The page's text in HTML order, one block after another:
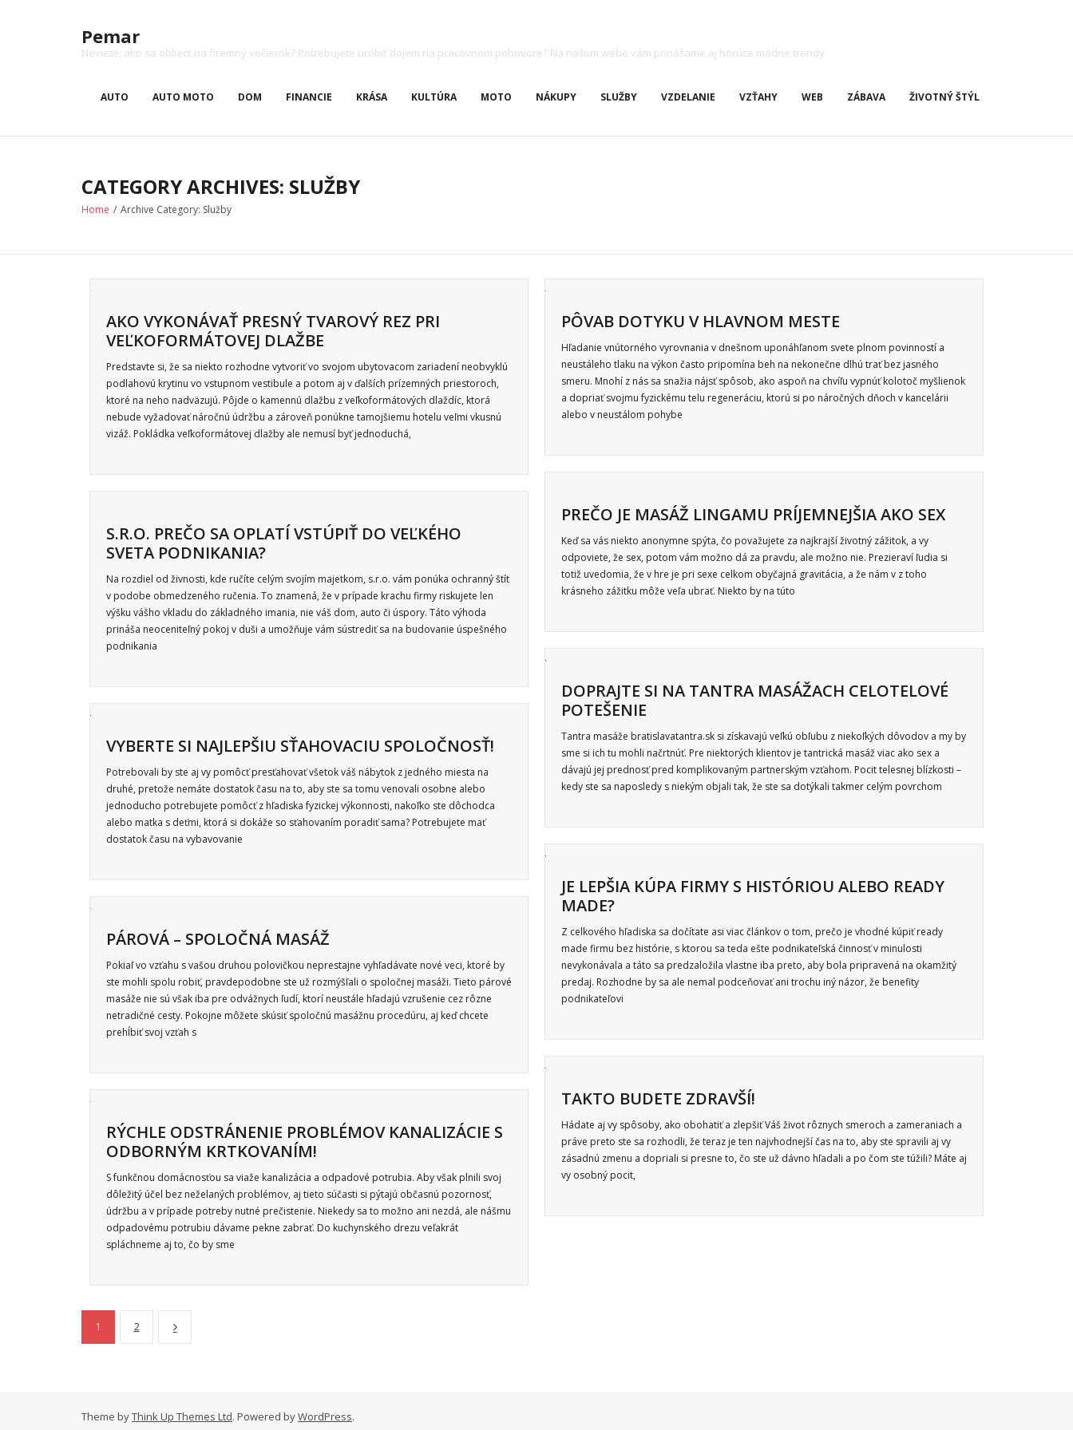
Pemar
Neviete, ako sa obliecť na firemný večierok? Potrebujete urobiť dojem na pracovnom pohovore? Na našom webe vám prinášame aj horúce módne trendy.
AUTO AUTO MOTO DOM FINANCIE KRÁSA KULTÚRA MOTO NÁKUPY SLUŽBY VZDELANIE VZŤAHY WEB ZÁBAVA ŽIVOTNÝ ŠTÝL
CATEGORY ARCHIVES: SLUŽBY
Home / Archive Category: Služby
AKO VYKONÁVAŤ PRESNÝ TVAROVÝ REZ PRI
VEĽKOFORMÁTOVEJ DLAŽBE
Predstavte si, že sa niekto rozhodne vytvoriť vo svojom ubytovacom zariadení neobvyklú
podlahovú krytinu vo vstupnom vestibule a potom aj v ďalších prízemných priestoroch,
ktoré na neho nadväzujú. Pôjde o kamennú dlažbu z veľkoformátových dlaždíc, ktorá
nebude vyžadovať náročnú údržbu a zároveň ponúkne tamojšiemu hotelu veľmi vkusnú
vizáž. Pokládka veľkoformátovej dlažby ale nemusí byť jednoduchá,
PÔVAB DOTYKU V HLAVNOM MESTE
Hľadanie vnútorného vyrovnania v dnešnom uponáhľanom svete plnom povinností a
neustáleho tlaku na výkon často pripomína beh na nekonečne dlhú trať bez jasného
smeru. Mnohí z nás sa snažia nájsť spôsob, ako aspoň na chvíľu vypnúť kolotoč myšlienok
a dopriať svojmu fyzickému telu regeneráciu, ktorú si po náročných dňoch v kancelárii
alebo v neustálom pohybe
PREČO JE MASÁŽ LINGAMU PRÍJEMNEJŠIA AKO SEX
Keď sa vás niekto anonymne spýta, čo považujete za najkrajší životný zážitok, a vy
odpoviete, že sex, potom vám možno dá za pravdu, ale možno nie. Prezieraví ľudia si
totiž uvedomia, že v hre je pri sexe celkom obyčajná gravitácia, a že nám v z toho
krásneho zážitku môže veľa ubrať. Niekto by na túto
S.R.O. PREČO SA OPLATÍ VSTÚPIŤ DO VEĽKÉHO
SVETA PODNIKANIA?
Na rozdiel od živnosti, kde ručíte celým svojím majetkom, s.r.o. vám ponúka ochranný štít
v podobe obmedzeného ručenia. To znamená, že v prípade krachu firmy riskujete len
výšku vášho vkladu do základného imania, nie váš dom, auto či úspory. Táto výhoda
prináša neoceniteľný pokoj v duši a umožňuje vám sústrediť sa na budovanie úspešného
podnikania
DOPRAJTE SI NA TANTRA MASÁŽACH CELOTELOVÉ
POTEŠENIE
Tantra masáže bratislavatantra.sk si získavajú veľkú obľubu z niekoľkých dôvodov a my by
sme si ich tu mohli načrtnúť. Pre niektorých klientov je tantrická masáž viac ako sex a
dávajú jej prednosť pred komplikovaným partnerským vzťahom. Pocit telesnej blízkosti –
kedy ste sa naposledy s niekým objali tak, že ste sa dotýkali takmer celým povrchom
VYBERTE SI NAJLEPŠIU SŤAHOVACIU SPOLOČNOSŤ!
Potrebovali by ste aj vy pomôcť presťahovať všetok váš nábytok z jedného miesta na
druhé, pretože nemáte dostatok času na to, aby ste sa tomu venovali osobne alebo
jednoducho potrebujete pomôcť z hľadiska fyzickej výkonnosti, nakoľko ste dôchodca
alebo matka s deťmi, ktorá si dokáže so sťahovaním poradiť sama? Potrebujete mať
dostatok času na vybavovanie
JE LEPŠIA KÚPA FIRMY S HISTÓRIOU ALEBO READY
MADE?
Z celkového hľadiska sa dočítate asi viac článkov o tom, prečo je vhodné kúpiť ready
made firmu bez histórie, s ktorou sa teda ešte podnikateľská činnosť v minulosti
nevykonávala a táto sa predzaložila vlastne iba preto, aby bola pripravená na okamžitý
predaj. Rozhodne by sa ale nemal podceňovať ani trochu iný názor, že benefity
podnikateľovi
PÁROVÁ – SPOLOČNÁ MASÁŽ
Pokiaľ vo vzťahu s vašou druhou polovičkou neprestajne vyhľadávate nové veci, ktoré by
ste mohli spolu robiť, pravdepodobne ste už rozmýšľali o spoločnej masáži. Tieto párové
masáže nie sú však iba pre odvážnych ľudí, ktorí neustále hľadajú vzrušenie cez rôzne
netradičné cesty. Pokojne môžete skúsiť spoločnú masážnu procedúru, aj keď chcete
prehĺbiť svoj vzťah s
TAKTO BUDETE ZDRAVŠÍ!
Hádate aj vy spôsoby, ako obohatiť a zlepšiť Váš život rôznych smeroch a zameraniach a
práve preto ste sa rozhodli, že teraz je ten najvhodnejší čas na to, aby ste spravili aj vy
zásadnú zmenu a dopriali si presne to, čo ste už dávno hľadali a po čom ste túžili? Máte aj
vy osobný pocit,
RÝCHLE ODSTRÁNENIE PROBLÉMOV KANALIZÁCIE S
ODBORNÝM KRTKOVANÍM!
S funkčnou domácnosťou sa viaže kanalizácia a odpadové potrubia. Aby však plnili svoj
dôležitý účel bez neželaných problémov, aj tieto súčasti si pýtajú občasnú pozornosť,
údržbu a v prípade potreby nutné prečistenie. Niekedy sa to možno ani nezdá, ale nášmu
odpadovému potrubiu dávame pekne zabrať. Do kuchynského drezu veľakrát
spláchneme aj to, čo by sme
1 2
Theme byThink Up Themes Ltd. Powered byWordPress.